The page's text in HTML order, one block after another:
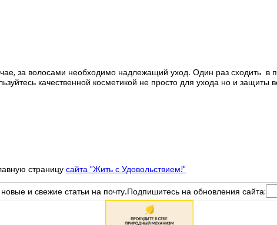
за волосами необходимо надлежащий уход. Один раз сходить в
качественной косметикой не просто для ухода но и защиты
страницу сайта "Жить с Удовольствием!"
и свежие статьи на почту.Подпишитесь на обновления сайта: